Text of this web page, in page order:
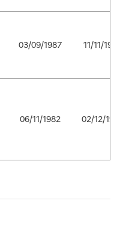
03/09/1987 11/11/
06/11/1982 02/12/